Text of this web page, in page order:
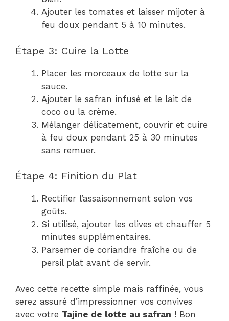
Ajouter les tomates et laisser mijoter à
feu doux pendant 5 à 10 minutes.
Étape 3: Cuire la Lotte
Placer les morceaux de lotte sur la
sauce.
Ajouter le safran infusé et le lait de
coco ou la crème.
Mélanger délicatement, couvrir et cuire
à feu doux pendant 25 à 30 minutes
sans remuer.
Étape 4: Finition du Plat
Rectifier l’assaisonnement selon vos
goûts.
Si utilisé, ajouter les olives et chauffer 5
minutes supplémentaires.
Parsemer de coriandre fraîche ou de
persil plat avant de servir.
Avec cette recette simple mais raffinée, vous
serez assuré d’impressionner vos convives
avec votre Tajine de lotte au safran ! Bon